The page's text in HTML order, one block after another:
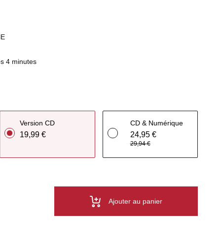
4 minutes
Version CD
19,99 €
CD & Numérique
24,95 €
29,94 €
Ajouter au panier